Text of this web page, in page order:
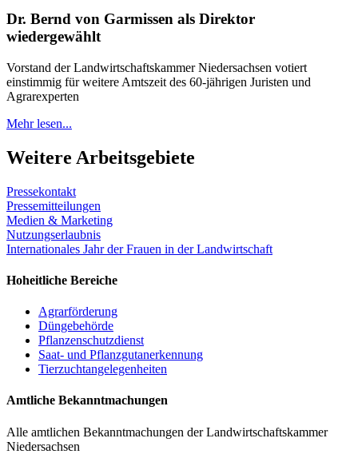
Dr. Bernd von Garmissen als Direktor
wiedergewählt
Vorstand der Landwirtschaftskammer Niedersachsen votiert
einstimmig für weitere Amtszeit des 60-jährigen Juristen und
Agrarexperten
Mehr lesen...
Weitere Arbeitsgebiete
Pressekontakt
Pressemitteilungen
Medien & Marketing
Nutzungserlaubnis
Internationales Jahr der Frauen in der Landwirtschaft
Hoheitliche Bereiche
Agrarförderung
Düngebehörde
Pflanzenschutzdienst
Saat- und Pflanzgutanerkennung
Tierzuchtangelegenheiten
Amtliche Bekanntmachungen
Alle amtlichen Bekanntmachungen der Landwirtschaftskammer
Niedersachsen